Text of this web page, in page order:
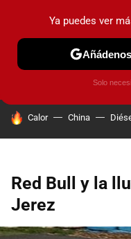
PRUEBAS COCHES
HOY SE HABLA DE
Calor China
Red Bull y la
Jerez
Ya puedes ver
Solo